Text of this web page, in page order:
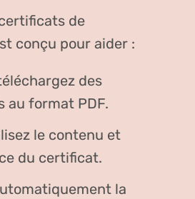
de
conçu pour aider :
des
au format PDF.
le contenu et
du certificat.
la